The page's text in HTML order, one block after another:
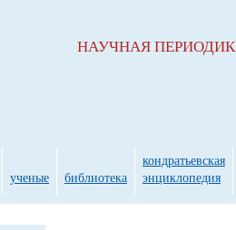
НАУЧНАЯ
ученые библиотека
кондратьевская
энциклопедия